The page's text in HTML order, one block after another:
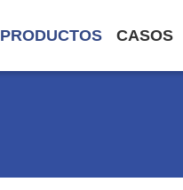
PRODUCTOS CASOS